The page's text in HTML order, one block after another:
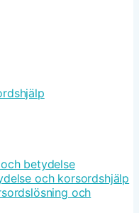
betydelse
och korsordshjälp
och